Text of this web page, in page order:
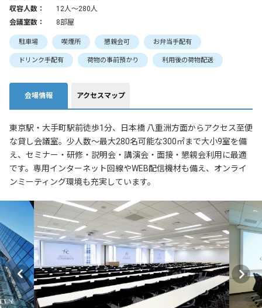
収容人数：
12人〜280人
会議室数：
8部屋
駐車場 喫煙所 懇親会可 お弁当手配有
ドリンク手配有 荷物の事前預かり 利用後の荷物配送
会場情報 アクセスマップ
東京駅・大手町駅前徒歩1分、日本橋 八重洲方面からアクセス至便
な貸し会議室。少人数～最大280名可能な300㎡まで大小9室を備
え、セミナー・研修・説明会・講演会・面接・懇親会利用に最適
です。専用インターネット回線やWEB配信機材も備え、オンライ
ンミーティング環境も充実しています。